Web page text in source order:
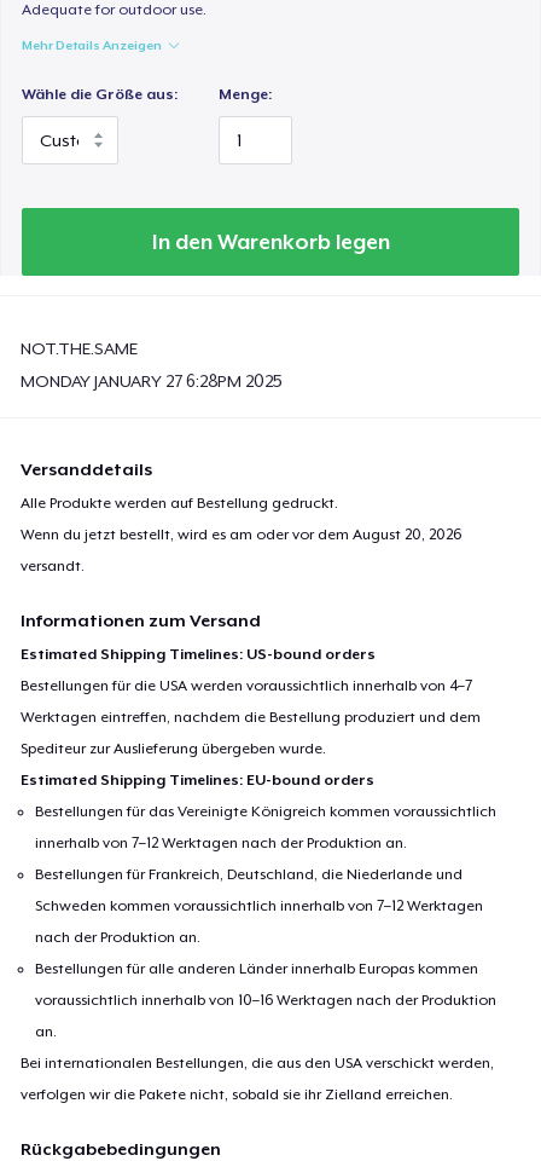
Adequate for outdoor use.
Mehr Details Anzeigen
Wähle die Größe aus: Menge:
In den Warenkorb legen
NOT.THE.SAME
MONDAY JANUARY 27 6:28PM 2025
Versanddetails
Alle Produkte werden auf Bestellung gedruckt.
Wenn du jetzt bestellt, wird es am oder vor demAugust 20, 2026
versandt.
Informationen zum Versand
Estimated Shipping Timelines: US-bound orders
Bestellungen für die USA werden voraussichtlich innerhalb von 4–7
Werktagen eintreffen, nachdem die Bestellung produziert und dem
Spediteur zur Auslieferung übergeben wurde.
Estimated Shipping Timelines: EU-bound orders
Bestellungen für das Vereinigte Königreich kommen voraussichtlich
innerhalb von 7–12 Werktagen nach der Produktion an.
Bestellungen für Frankreich, Deutschland, die Niederlande und
Schweden kommen voraussichtlich innerhalb von 7–12 Werktagen
nach der Produktion an.
Bestellungen für alle anderen Länder innerhalb Europas kommen
voraussichtlich innerhalb von 10–16 Werktagen nach der Produktion
an.
Bei internationalen Bestellungen, die aus den USA verschickt werden,
verfolgen wir die Pakete nicht, sobald sie ihr Zielland erreichen.
Rückgabebedingungen